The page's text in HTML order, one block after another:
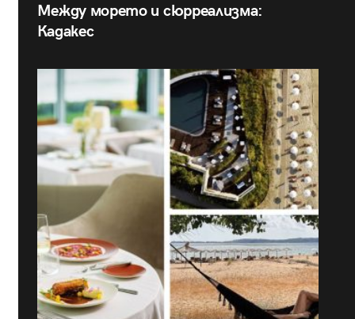
Между морето и сюрреализма:
Кадакес